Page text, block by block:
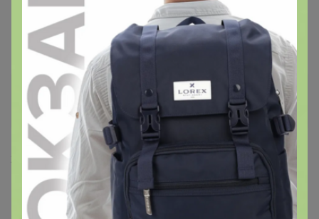
litkinasn
Великий магистр
28 мая, 2017 18:02
МЁД , девочки подскажите пожалуйста хочу взять
пижаму сыну, ростом мы 131см 8 лет, среднего